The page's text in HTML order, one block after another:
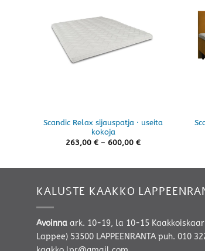
Scandic Relax sijauspatja · useita
kokoja
263,00 € – 600,00 €Hintaluokka:
KALUSTE KAAKKO
Avoinna ark. 10-19, la 10-15
Lappee) 53500 LAPPEENRANTA puh. 010